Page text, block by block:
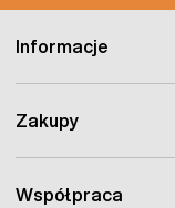
Informacje
Zakupy
Współpraca